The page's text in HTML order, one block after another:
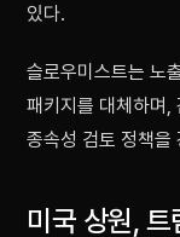
있다.
슬로우미스트는 노
패키지를 대체하며,
종속성 검토 정책을
미국 상원,